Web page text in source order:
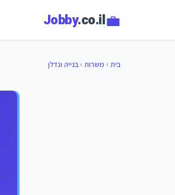
💼
Jobby.co.il
בית › משרות › בנייה ונדלן